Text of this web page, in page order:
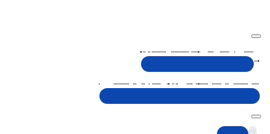
تلفن پشتیبانی 48000030 - 021
شنبه تا پنجشنبه، 10 الی 19 (به جز ایام تعطیل)